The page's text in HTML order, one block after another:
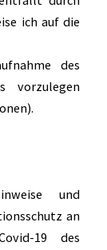
ich auf die
des
vorzulegen
und
an
19 des